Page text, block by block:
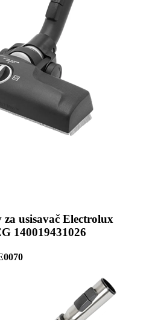
za usisavač Electrolux
140019431026